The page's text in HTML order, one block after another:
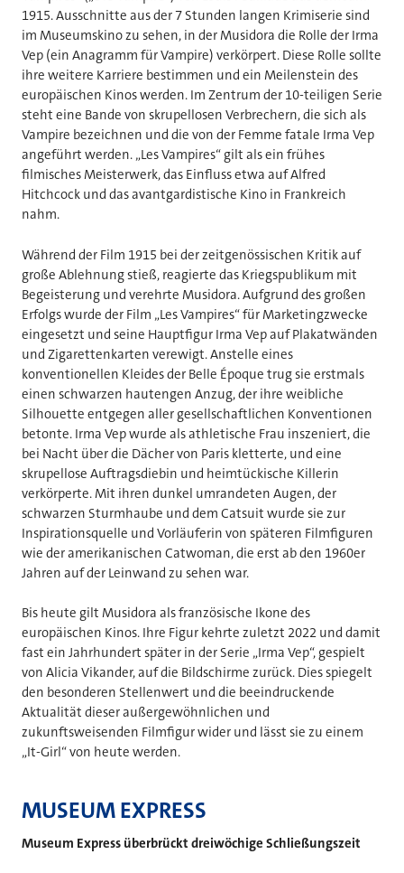
1915. Ausschnitte aus der 7 Stunden langen Krimiserie sind
im Museumskino zu sehen, in der Musidora die Rolle der Irma
Vep (ein Anagramm für Vampire) verkörpert. Diese Rolle sollte
ihre weitere Karriere bestimmen und ein Meilenstein des
europäischen Kinos werden. Im Zentrum der 10-teiligen Serie
steht eine Bande von skrupellosen Verbrechern, die sich als
Vampire bezeichnen und die von der Femme fatale Irma Vep
angeführt werden. „Les Vampires“ gilt als ein frühes
filmisches Meisterwerk, das Einfluss etwa auf Alfred
Hitchcock und das avantgardistische Kino in Frankreich
nahm.
Während der Film 1915 bei der zeitgenössischen Kritik auf
große Ablehnung stieß, reagierte das Kriegspublikum mit
Begeisterung und verehrte Musidora. Aufgrund des großen
Erfolgs wurde der Film „Les Vampires“ für Marketingzwecke
eingesetzt und seine Hauptfigur Irma Vep auf Plakatwänden
und Zigarettenkarten verewigt. Anstelle eines
konventionellen Kleides der Belle Époque trug sie erstmals
einen schwarzen hautengen Anzug, der ihre weibliche
Silhouette entgegen aller gesellschaftlichen Konventionen
betonte. Irma Vep wurde als athletische Frau inszeniert, die
bei Nacht über die Dächer von Paris kletterte, und eine
skrupellose Auftragsdiebin und heimtückische Killerin
verkörperte. Mit ihren dunkel umrandeten Augen, der
schwarzen Sturmhaube und dem Catsuit wurde sie zur
Inspirationsquelle und Vorläuferin von späteren Filmfiguren
wie der amerikanischen Catwoman, die erst ab den 1960er
Jahren auf der Leinwand zu sehen war.
Bis heute gilt Musidora als französische Ikone des
europäischen Kinos. Ihre Figur kehrte zuletzt 2022 und damit
fast ein Jahrhundert später in der Serie „Irma Vep“, gespielt
von Alicia Vikander, auf die Bildschirme zurück. Dies spiegelt
den besonderen Stellenwert und die beeindruckende
Aktualität dieser außergewöhnlichen und
zukunftsweisenden Filmfigur wider und lässt sie zu einem
„It-Girl“ von heute werden.
MUSEUM EXPRESS
Museum Express überbrückt dreiwöchige Schließungszeit